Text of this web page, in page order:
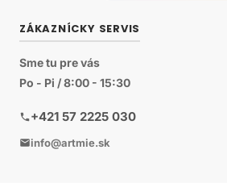
ZÁKAZNÍCKY SERVIS
Sme tu pre vás
Po - Pi / 8:00 - 15:30
+421 57 2225 030
info@artmie.sk